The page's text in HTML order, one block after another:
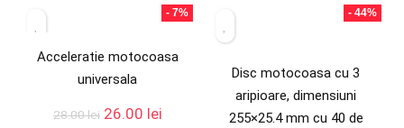
- 7%
Acceleratie motocoasa
universala
28.00lei 26.00 lei
- 44%
Disc motocoasa cu 3
aripioare, dimensiuni
255×25.4 mm cu 40 de